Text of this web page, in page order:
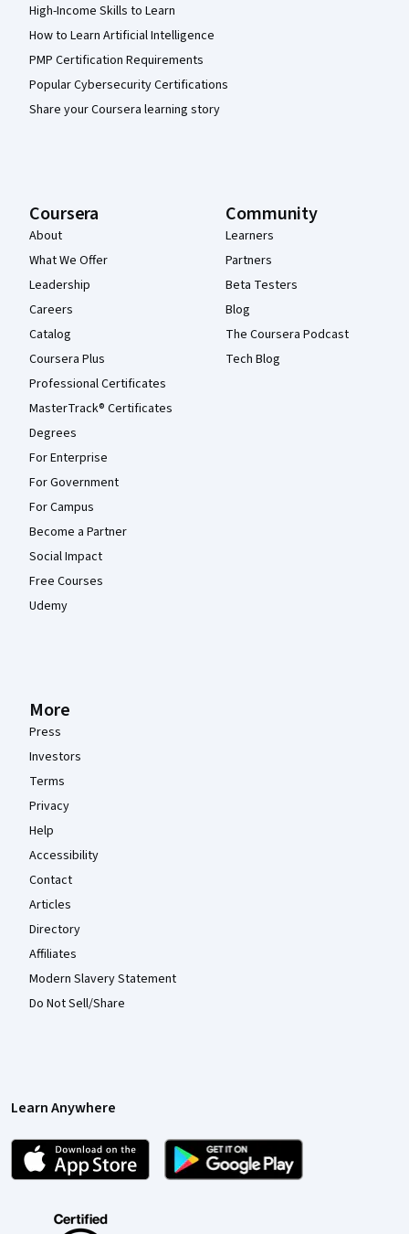
High-Income Skills to Learn
How to Learn Artificial Intelligence
PMP Certification Requirements
Popular Cybersecurity Certifications
Share your Coursera learning story
Coursera
About
What We Offer
Leadership
Careers
Catalog
Coursera Plus
Professional Certificates
MasterTrack® Certificates
Degrees
For Enterprise
For Government
For Campus
Become a Partner
Social Impact
Free Courses
Udemy
Community
Learners
Partners
Beta Testers
Blog
The Coursera Podcast
Tech Blog
More
Press
Investors
Terms
Privacy
Help
Accessibility
Contact
Articles
Directory
Affiliates
Modern Slavery Statement
Do Not Sell/Share
Learn Anywhere